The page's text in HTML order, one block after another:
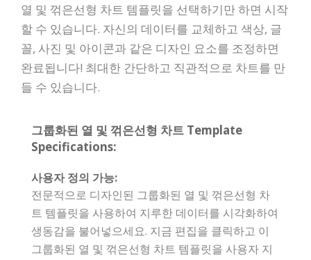
열 및 꺾은선형 차트 템플릿을 선택하기만 하면 시작
할 수 있습니다. 자신의 데이터를 교체하고 색상, 글
꼴, 사진 및 아이콘과 같은 디자인 요소를 조정하면
완료됩니다! 최대한 간단하고 직관적으로 차트를 만
들 수 있습니다.
그룹화된 열 및 꺾은선형 차트 Template
Specifications:
사용자 정의 가능:
전문적으로 디자인된 그룹화된 열 및 꺾은선형 차
트 템플릿을 사용하여 지루한 데이터를 시각화하여
생동감을 불어넣으세요. 지금 편집을 클릭하고 이
그룹화된 열 및 꺾은선형 차트 템플릿을 사용자 지